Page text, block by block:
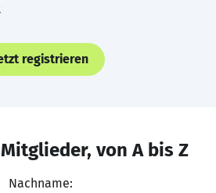
registrieren
Mitglieder, von A bis Z
Nachname: